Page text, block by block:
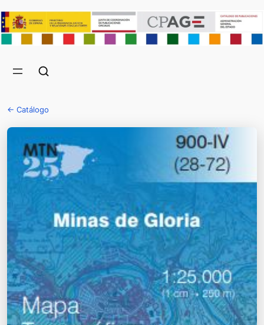
← Catálogo